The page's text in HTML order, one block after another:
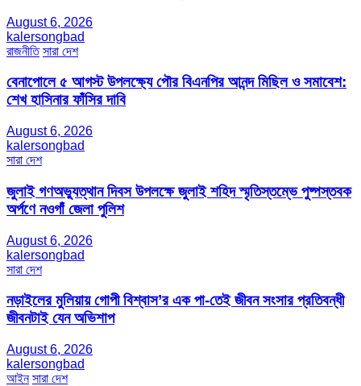
August 6, 2026
kalersongbad
রাজনীতি সারা দেশ
বেনাপোলে ৫ আগস্ট উপলক্ষ্যে পৌর বিএনপির আনন্দ মিছিল ও সমাবেশ:
শেখ হাসিনার ফাঁসির দাবি
August 6, 2026
kalersongbad
সারা দেশ
জুলাই গণঅভ্যুত্থান দিবস উপলক্ষে জুলাই শহিদ স্মৃতিস্তম্ভে পুষ্পস্তবক
অর্পণে নওগাঁ জেলা পুলিশ
August 6, 2026
kalersongbad
সারা দেশ
নড়াইলের মুলিয়ায় গোপী বিশ্বাস’র এক পা-তেই জীবন সংসার প্রতিবন্ধী
জীবনটাই যেন অভিশাপ
August 6, 2026
kalersongbad
আইন সারা দেশ